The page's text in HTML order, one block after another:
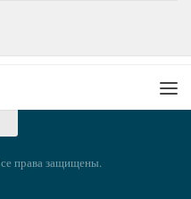
права защищены.